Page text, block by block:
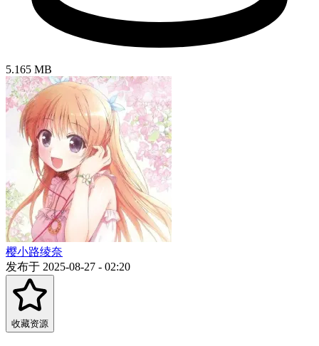
5.165 MB
樱小路绫奈
发布于 2025-08-27 - 02:20
收藏资源